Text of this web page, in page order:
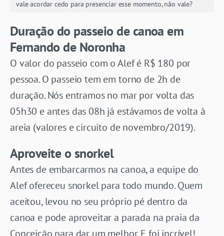
vale acordar cedo para presenciar esse momento, não vale?
Duração do passeio de canoa em
Fernando de Noronha
O valor do passeio com o Alef é R$ 180 por
pessoa. O passeio tem em torno de 2h de
duração. Nós entramos no mar por volta das
05h30 e antes das 08h já estávamos de volta à
areia (valores e circuito de novembro/2019).
Aproveite o snorkel
Antes de embarcarmos na canoa, a equipe do
Alef ofereceu snorkel para todo mundo. Quem
aceitou, levou no seu próprio pé dentro da
canoa e pode aproveitar a parada na praia da